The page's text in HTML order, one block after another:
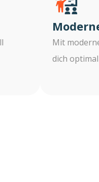
Mit
dich